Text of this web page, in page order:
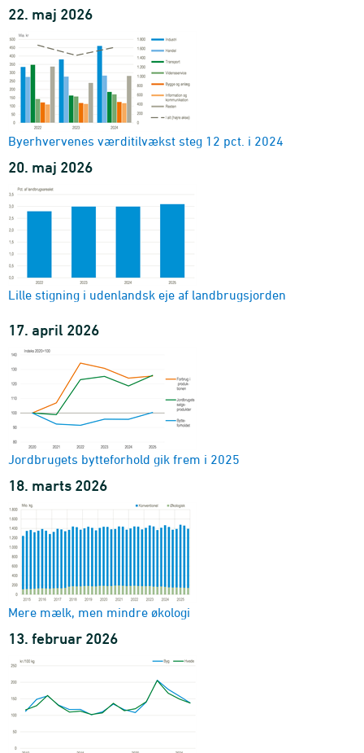
22. maj 2026
Byerhvervenes værditilvækst steg 12 pct. i 2024
20. maj 2026
Lille stigning i udenlandsk eje af landbrugsjorden
17. april 2026
Jordbrugets bytteforhold gik frem i 2025
18. marts 2026
Mere mælk, men mindre økologi
13. februar 2026